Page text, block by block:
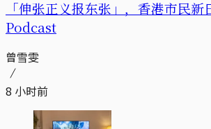
「伸张正义报东张」，香港市民新
Podcast
曾雪雯
8 小时前